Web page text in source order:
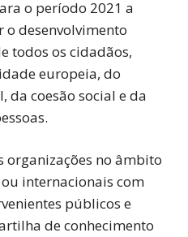
o período 2021 a
o desenvolvimento
todos os cidadãos,
europeia, do
da coesão social e da
organizações no âmbito
internacionais com
públicos e
de conhecimento